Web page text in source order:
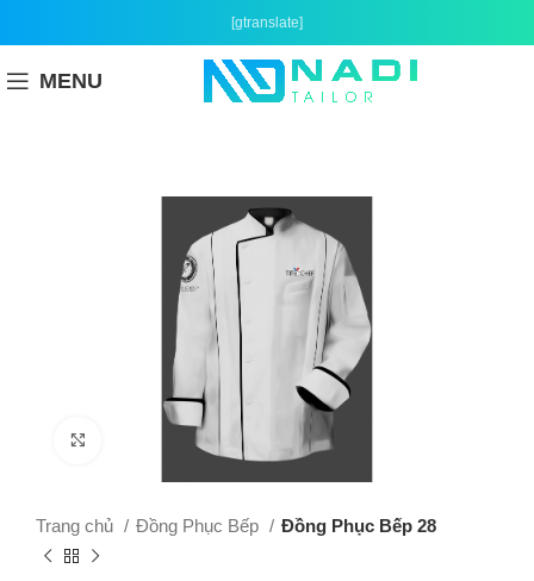
[gtranslate]
MENU
Click to enlarge
Trang chủ Đồng Phục Bếp Đồng Phục Bếp 28